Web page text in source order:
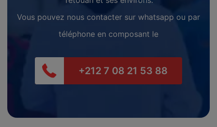
Vous pouvez nous contacter sur whatsapp ou par
téléphone en composant le
+212 7 08 21 53 88